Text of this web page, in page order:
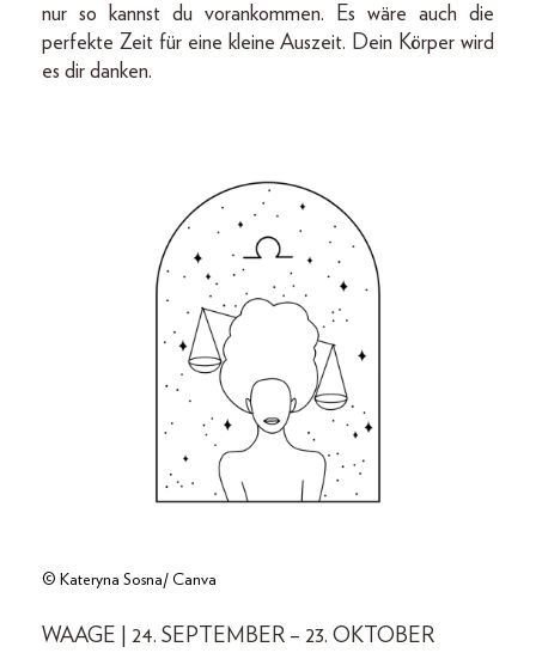
nur so kannst du vorankommen. Es wäre auch die
perfekte Zeit für eine kleine Auszeit. Dein Körper wird
es dir danken.
© Kateryna Sosna/ Canva
WAAGE | 24. SEPTEMBER – 23. OKTOBER